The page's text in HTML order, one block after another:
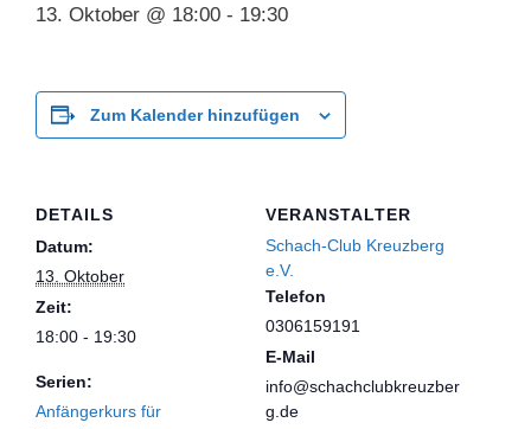
13. Oktober @ 18:00 - 19:30
Zum Kalender hinzufügen
DETAILS
Datum:
13. Oktober
Zeit:
18:00 - 19:30
Serien:
Anfängerkurs für
VERANSTALTER
Schach-Club Kreuzberg
e.V.
Telefon
0306159191
E-Mail
info@schachclubkreuzber
g.de